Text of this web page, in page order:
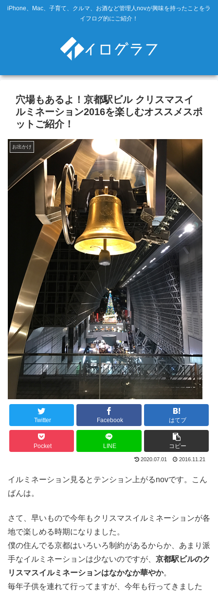
iPhone、Mac、子育て、クルマ、お酒など管理人novが興味を持ったことをラ
イフログ的にご紹介！
穴場もあるよ！京都駅ビル クリスマスイ
ルミネーション2016を楽しむオススメスポ
ットご紹介！
お出かけ
Twitter Facebook はてブ
Pocket LINE コピー
2020.07.01 2016.11.21
イルミネーション見るとテンション上がるnovです。こん
ばんは。
さて、早いもので今年もクリスマスイルミネーションが各
地で楽しめる時期になりました。
僕の住んでる京都はいろいろ制約があるからか、あまり派
手なイルミネーションは少ないのですが、 京都駅ビルのク
リスマスイルミネーションはなかなか華やか。
毎年子供を連れて行ってますが、今年も行ってきました